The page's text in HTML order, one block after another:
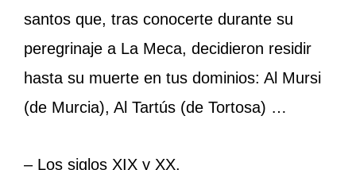
santos que, tras conocerte durante su
peregrinaje a La Meca, decidieron residir
hasta su muerte en tus dominios: Al Mursi
(de Murcia), Al Tartús (de Tortosa) …
– Los siglos XIX y XX.